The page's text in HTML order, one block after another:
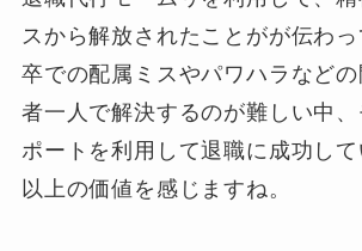
スから解放されたことがが伝わ
卒での配属ミスやパワハラなど
者一人で解決するのが難しい中
ポートを利用して退職に成功し
以上の価値を感じますね。